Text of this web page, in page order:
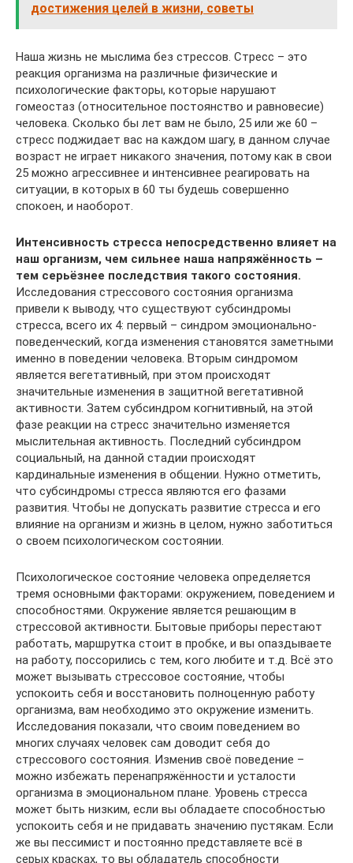
достижения целей в жизни, советы
Наша жизнь не мыслима без стрессов. Стресс – это
реакция организма на различные физические и
психологические факторы, которые нарушают
гомеостаз (относительное постоянство и равновесие)
человека. Сколько бы лет вам не было, 25 или же 60 –
стресс поджидает вас на каждом шагу, в данном случае
возраст не играет никакого значения, потому как в свои
25 можно агрессивнее и интенсивнее реагировать на
ситуации, в которых в 60 ты будешь совершенно
спокоен, и наоборот.
Интенсивность стресса непосредственно влияет на
наш организм, чем сильнее наша напряжённость –
тем серьёзнее последствия такого состояния.
Исследования стрессового состояния организма
привели к выводу, что существуют субсиндромы
стресса, всего их 4: первый – синдром эмоционально-
поведенческий, когда изменения становятся заметными
именно в поведении человека. Вторым синдромом
является вегетативный, при этом происходят
значительные изменения в защитной вегетативной
активности. Затем субсиндром когнитивный, на этой
фазе реакции на стресс значительно изменяется
мыслительная активность. Последний субсиндром
социальный, на данной стадии происходят
кардинальные изменения в общении. Нужно отметить,
что субсиндромы стресса являются его фазами
развития. Чтобы не допускать развитие стресса и его
влияние на организм и жизнь в целом, нужно заботиться
о своем психологическом состоянии.
Психологическое состояние человека определяется
тремя основными факторами: окружением, поведением и
способностями. Окружение является решающим в
стрессовой активности. Бытовые приборы перестают
работать, маршрутка стоит в пробке, и вы опаздываете
на работу, поссорились с тем, кого любите и т.д. Всё это
может вызывать стрессовое состояние, чтобы
успокоить себя и восстановить полноценную работу
организма, вам необходимо это окружение изменить.
Исследования показали, что своим поведением во
многих случаях человек сам доводит себя до
стрессового состояния. Изменив своё поведение –
можно избежать перенапряжённости и усталости
организма в эмоциональном плане. Уровень стресса
может быть низким, если вы обладаете способностью
успокоить себя и не придавать значению пустякам. Если
же вы пессимист и постоянно представляете всё в
серых красках, то вы обладатель способности